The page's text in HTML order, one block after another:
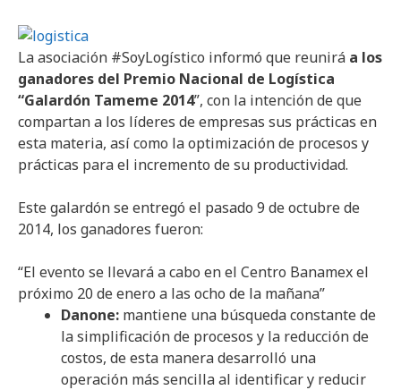
La asociación #SoyLogístico informó que reunirá a los
ganadores del Premio Nacional de Logística
“Galardón Tameme 2014”, con la intención de que
compartan a los líderes de empresas sus prácticas en
esta materia, así como la optimización de procesos y
prácticas para el incremento de su productividad.
Este galardón se entregó el pasado 9 de octubre de
2014, los ganadores fueron:
“El evento se llevará a cabo en el Centro Banamex el
próximo 20 de enero a las ocho de la mañana”
Danone: mantiene una búsqueda constante de
la simplificación de procesos y la reducción de
costos, de esta manera desarrolló una
operación más sencilla al identificar y reducir